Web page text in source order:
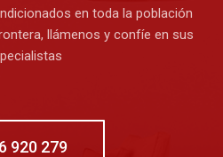
en toda la población
llámenos y confíe en sus
920 279